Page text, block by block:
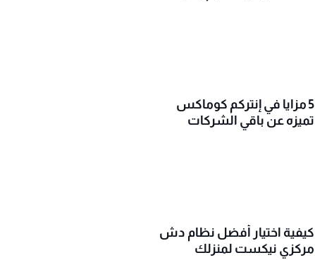
5 مزايا في إنتركم كوماكس
تميزه عن باقي الشركات
كيفية اختيار أفضل نظام دش
مركزي نيكست لمنزلك